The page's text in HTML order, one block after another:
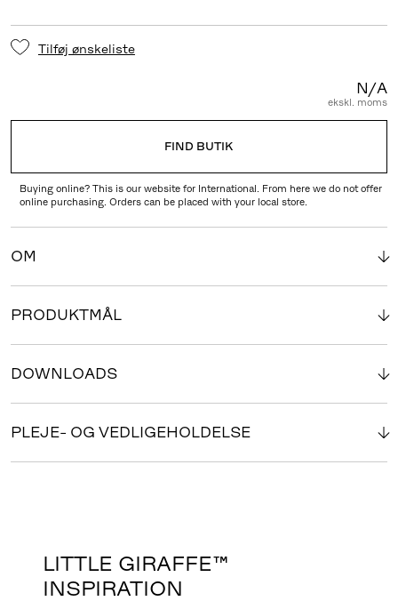
Tilføj ønskeliste
N/A
ekskl. moms
FIND BUTIK
Buying online? This is our website for International. From here we do not offer
online purchasing. Orders can be placed with your local store.
OM
PRODUKTMÅL
DOWNLOADS
PLEJE- OG VEDLIGEHOLDELSE
LITTLE GIRAFFE™
INSPIRATION